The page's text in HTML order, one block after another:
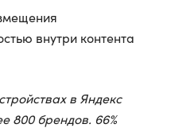
внутри контента
в Яндекс
800 брендов. 66%